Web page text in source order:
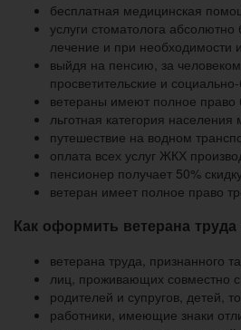
бесплатная медицинская
услуги стоматолога
лечение и при необходимости
выйдя на пенсию, за
просветительские и
ветераны имеют полное право
льготная категория
путешествие на водном
оплата всех услуг ЖКХ
пенсионер получает 50%
ветеран имеет полное право
Как оформить ветерана
ветерана труда, признанного
лиц, проживающих совместно
родителей и супругов, детей,
работники, имеющие знаки